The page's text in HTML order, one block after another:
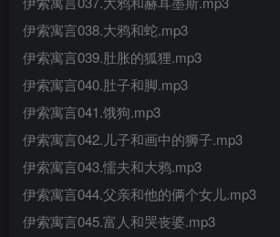
伊索寓言038.大鸦和蛇.mp3
伊索寓言039.肚胀的狐狸.mp3
伊索寓言040.肚子和脚.mp3
伊索寓言041.饿狗.mp3
伊索寓言042.儿子和画中的狮子.mp3
伊索寓言043.懦夫和大鸦.mp3
伊索寓言044.父亲和他的俩个女儿.mp3
伊索寓言045.富人和哭丧婆.mp3